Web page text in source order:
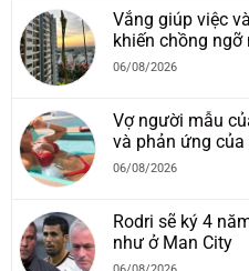
Vắng giúp việc
khiến chồng ngỡ
06/08/2026
Vợ người mẫu
và phản ứng
06/08/2026
Rodri sẽ ký 4
như ở Man City